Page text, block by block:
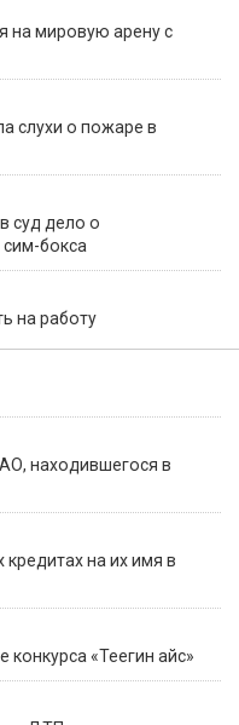
на мировую арену с
слухи о пожаре в
суд дело о
бокса
на работу
находившегося в
на их имя в
конкурса «Теегин айс»